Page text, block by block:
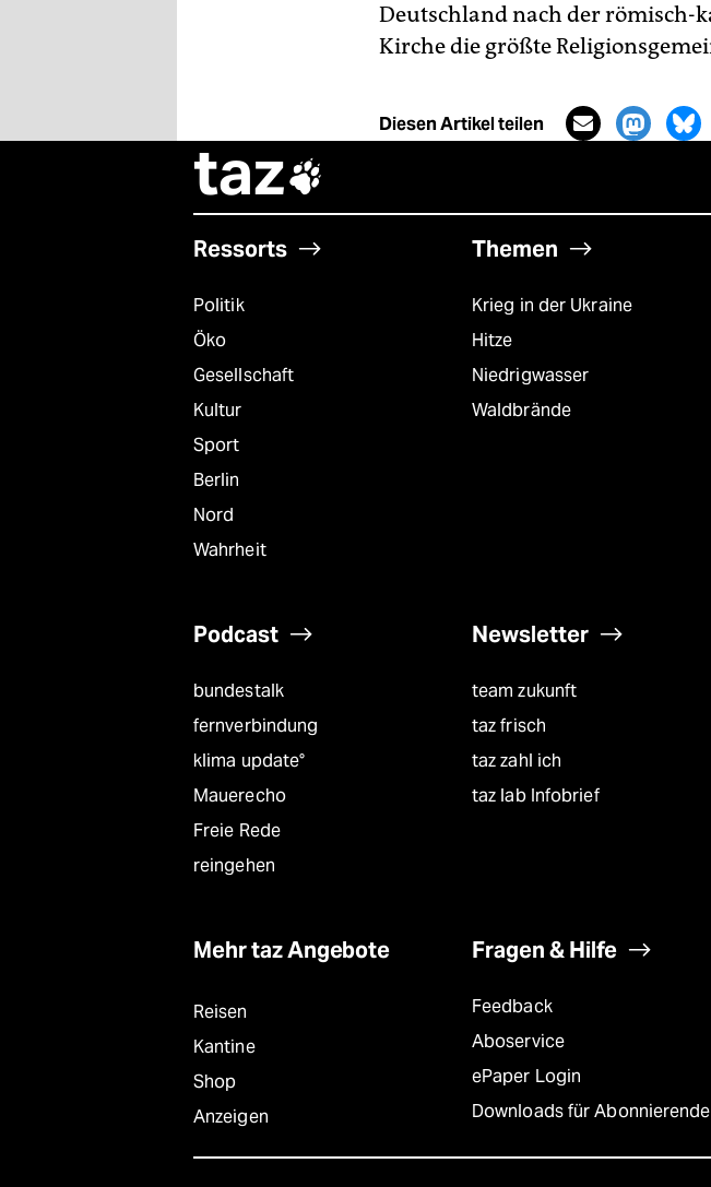
Deutschland nach der römisch-
Kirche die größte
Diesen Artikel teilen
taz
Ressorts
Politik
Öko
Gesellschaft
Kultur
Sport
Berlin
Nord
Wahrheit
Themen
Krieg in der Ukraine
Hitze
Niedrigwasser
Waldbrände
Podcast
bundestalk
fernverbindung
klima update°
Mauerecho
Freie Rede
reingehen
Newsletter
team zukunft
taz frisch
taz zahl ich
taz lab Infobrief
Mehr taz Angebote
Reisen
Kantine
Shop
Anzeigen
Fragen & Hilfe
Feedback
Aboservice
ePaper Login
Downloads für Abonnierende